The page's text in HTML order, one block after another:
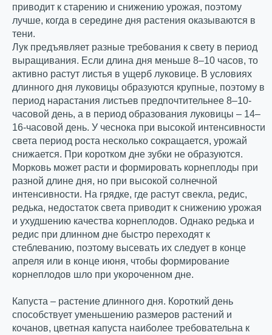
приводит к старению и снижению урожая, поэтому
лучше, когда в середине дня растения оказываются в
тени.
Лук предъявляет разные требования к свету в период
выращивания. Если длина дня меньше 8–10 часов, то
активно растут листья в ущерб луковице. В условиях
длинного дня луковицы образуются крупные, поэтому в
период нарастания листьев предпочтительнее 8–10-
часовой день, а в период образования луковицы – 14–
16-часовой день. У чеснока при высокой интенсивности
света период роста несколько сокращается, урожай
снижается. При коротком дне зубки не образуются.
Морковь может расти и формировать корнеплоды при
разной длине дня, но при высокой солнечной
интенсивности. На грядке, где растут свекла, редис,
редька, недостаток света приводит к снижению урожая
и ухудшению качества корнеплодов. Однако редька и
редис при длинном дне быстро переходят к
стеблеванию, поэтому высевать их следует в конце
апреля или в конце июня, чтобы формирование
корнеплодов шло при укороченном дне.
Капуста – растение длинного дня. Короткий день
способствует уменьшению размеров растений и
кочанов, цветная капуста наиболее требовательна к